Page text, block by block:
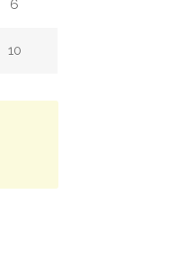
6
10